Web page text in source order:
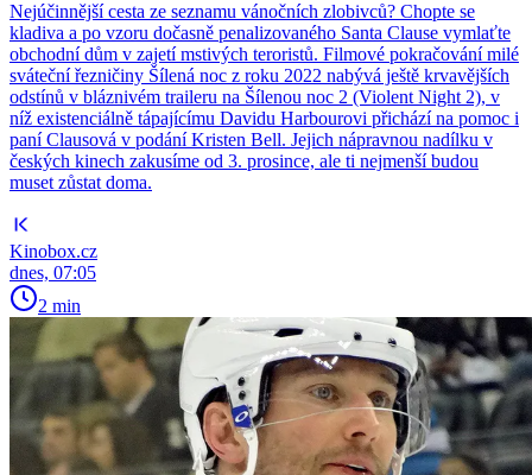
Nejúčinnější cesta ze seznamu vánočních zlobivců? Chopte se
kladiva a po vzoru dočasně penalizovaného Santa Clause vymlaťte
obchodní dům v zajetí mstivých teroristů. Filmové pokračování milé
sváteční řezničiny Šílená noc z roku 2022 nabývá ještě krvavějších
odstínů v bláznivém traileru na Šílenou noc 2 (Violent Night 2), v
níž existenciálně tápajícímu Davidu Harbourovi přichází na pomoc i
paní Clausová v podání Kristen Bell. Jejich nápravnou nadílku v
českých kinech zakusíme od 3. prosince, ale ti nejmenší budou
muset zůstat doma.
Kinobox.cz
dnes, 07:05
2 min